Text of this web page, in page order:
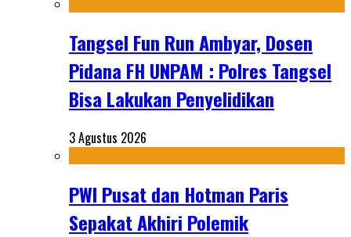
Tangsel Fun Run Ambyar, Dosen
Pidana FH UNPAM : Polres Tangsel
Bisa Lakukan Penyelidikan
3 Agustus 2026
PWI Pusat dan Hotman Paris
Sepakat Akhiri Polemik